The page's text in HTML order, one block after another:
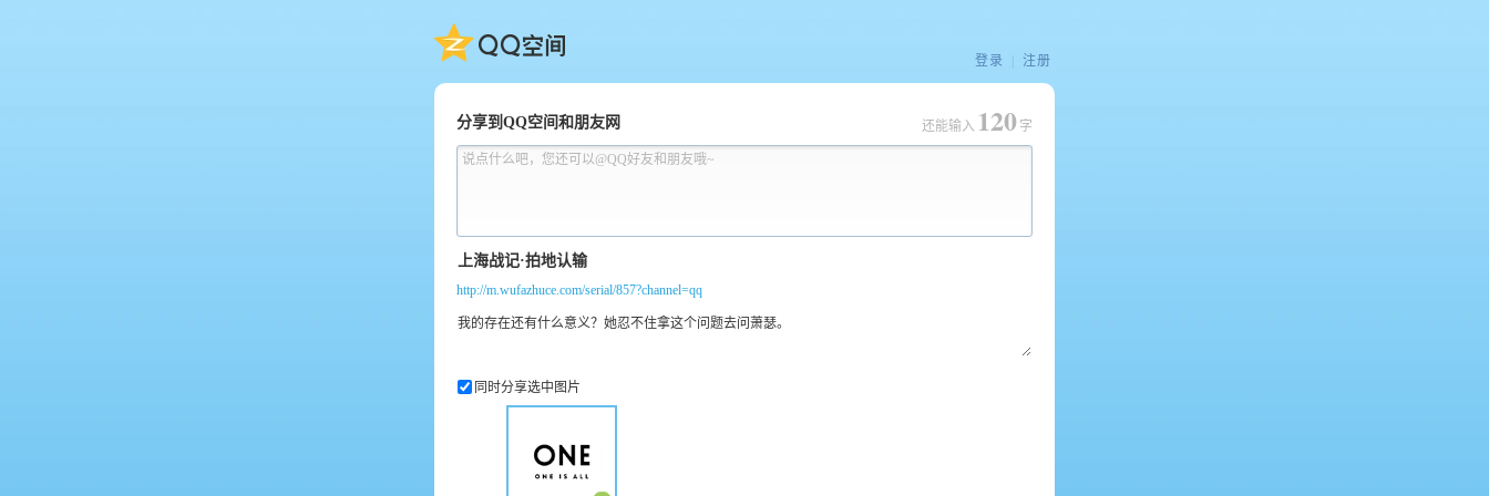
QQ空间
登录 注册
分享到QQ空间和朋友网
说点什么吧，您还可以@QQ好友和朋友哦~
还能输入 120 字
http://m.wufazhuce.com/serial/857?channel=qq
同时分享选中图片